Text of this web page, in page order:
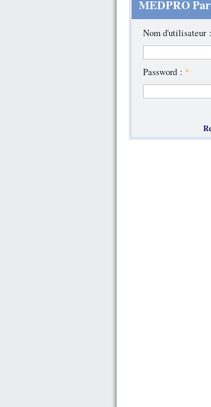
MEDPRO
Nom d'utilisateur :
Password : *